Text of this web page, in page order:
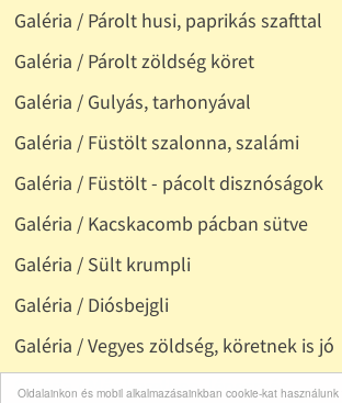
Oldalainkon és mobil alkalmazásainkban cookie-kat
Galéria / Párolt husi, paprikás szafttal
Galéria / Párolt zöldség köret
Galéria / Gulyás, tarhonyával
Galéria / Füstölt szalonna, szalámi
Galéria / Füstölt - pácolt disznóságok
Galéria / Kacskacomb pácban sütve
Galéria / Sült krumpli
Galéria / Diósbejgli
Galéria / Vegyes zöldség, köretnek is jó
Galéria / Méz keretben, lépesméz